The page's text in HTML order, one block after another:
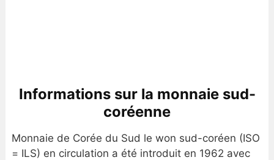
Informations sur la monnaie sud-
coréenne
Monnaie de Corée du Sud le won sud-coréen (ISO
= ILS) en circulation a été introduit en 1962 avec